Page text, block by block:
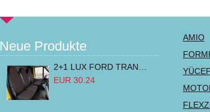
Neue Produkte
EUR 30.24
AMIO